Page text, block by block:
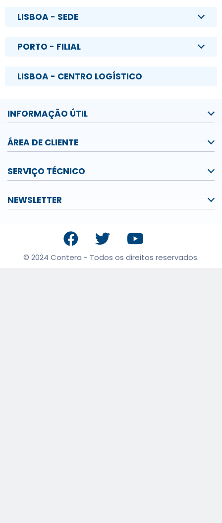
LISBOA - SEDE
PORTO - FILIAL
LISBOA - CENTRO LOGÍSTICO
INFORMAÇÃO ÚTIL
ÁREA DE CLIENTE
SERVIÇO TÉCNICO
NEWSLETTER
© 2024 Contera - Todos os direitos reservados.